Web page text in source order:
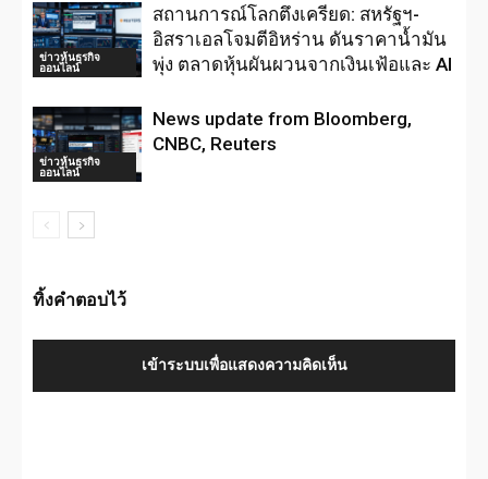
ข่าวหุ้นธุรกิจ
ออนไลน์
สถานการณ์โลกตึงเครียด: สหรัฐฯ-
อิสราเอลโจมตีอิหร่าน ดันราคาน้ำมัน
พุ่ง ตลาดหุ้นผันผวนจากเงินเฟ้อและ AI
ข่าวหุ้นธุรกิจ
ออนไลน์
News update from Bloomberg,
CNBC, Reuters
ทิ้งคำตอบไว้
เข้าระบบเพื่อแสดงความคิดเห็น